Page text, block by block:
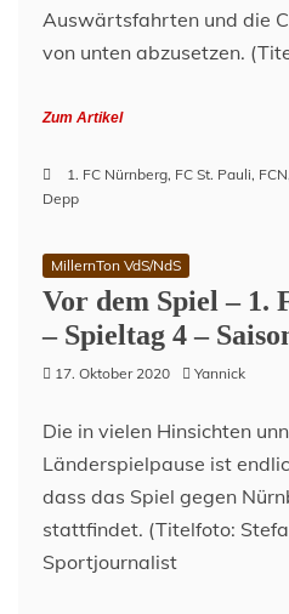
Auswärtsfahrten und die
von unten abzusetzen.
Zum Artikel
1. FC Nürnberg, FC St. Pauli, FCN,
Depp
MillernTon VdS/NdS
Vor dem Spiel – 1.
– Spieltag 4 –
17. Oktober 2020 Yannick
Die in vielen Hinsichten
Länderspielpause ist
dass das Spiel gegen
stattfindet. (Titelfoto:
Sportjournalist